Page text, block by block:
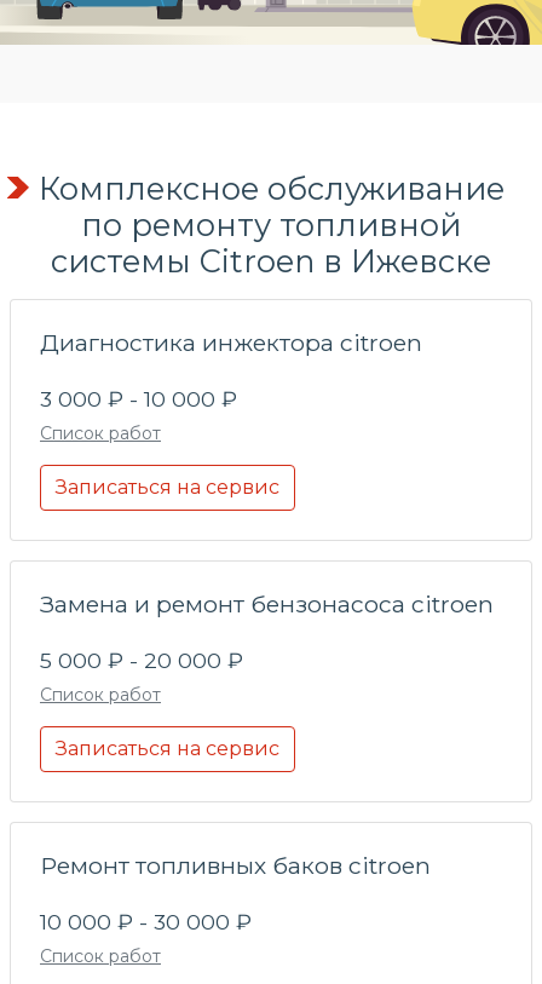
Комплексное обслуживание
по ремонту топливной
системы Citroen в Ижевске
Диагностика инжектора citroen
3 000 ₽ - 10 000 ₽
Список работ
Записаться на сервис
Замена и ремонт бензонасоса citroen
5 000 ₽ - 20 000 ₽
Список работ
Записаться на сервис
Ремонт топливных баков citroen
10 000 ₽ - 30 000 ₽
Список работ